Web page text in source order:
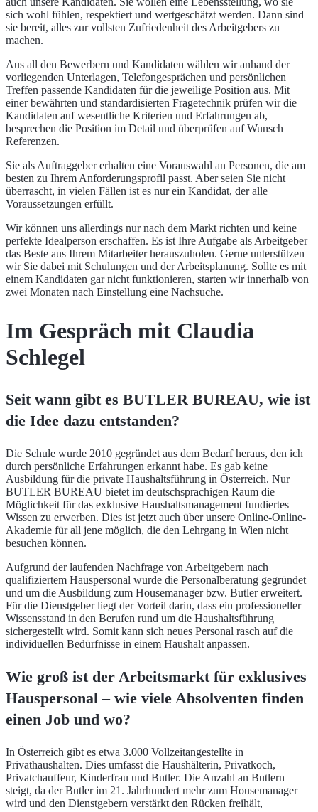
sich wohl fühlen, respektiert und wertgeschätzt werden. Dann sind
sie bereit, alles zur vollsten Zufriedenheit des Arbeitgebers zu
machen.
Aus all den Bewerbern und Kandidaten wählen wir anhand der
vorliegenden Unterlagen, Telefongesprächen und persönlichen
Treffen passende Kandidaten für die jeweilige Position aus. Mit
einer bewährten und standardisierten Fragetechnik prüfen wir die
Kandidaten auf wesentliche Kriterien und Erfahrungen ab,
besprechen die Position im Detail und überprüfen auf Wunsch
Referenzen.
Sie als Auftraggeber erhalten eine Vorauswahl an Personen, die am
besten zu Ihrem Anforderungsprofil passt. Aber seien Sie nicht
überrascht, in vielen Fällen ist es nur ein Kandidat, der alle
Voraussetzungen erfüllt.
Wir können uns allerdings nur nach dem Markt richten und keine
perfekte Idealperson erschaffen. Es ist Ihre Aufgabe als Arbeitgeber
das Beste aus Ihrem Mitarbeiter herauszuholen. Gerne unterstützen
wir Sie dabei mit Schulungen und der Arbeitsplanung. Sollte es mit
einem Kandidaten gar nicht funktionieren, starten wir innerhalb von
zwei Monaten nach Einstellung eine Nachsuche.
Im Gespräch mit Claudia
Schlegel
Seit wann gibt es BUTLER BUREAU, wie ist
die Idee dazu entstanden?
Die Schule wurde 2010 gegründet aus dem Bedarf heraus, den ich
durch persönliche Erfahrungen erkannt habe. Es gab keine
Ausbildung für die private Haushaltsführung in Österreich. Nur
BUTLER BUREAU bietet im deutschsprachigen Raum die
Möglichkeit für das exklusive Haushaltsmanagement fundiertes
Wissen zu erwerben. Dies ist jetzt auch über unsere Online-Online-
Akademie für all jene möglich, die den Lehrgang in Wien nicht
besuchen können.
Aufgrund der laufenden Nachfrage von Arbeitgebern nach
qualifiziertem Hauspersonal wurde die Personalberatung gegründet
und um die Ausbildung zum Housemanager bzw. Butler erweitert.
Für die Dienstgeber liegt der Vorteil darin, dass ein professioneller
Wissensstand in den Berufen rund um die Haushaltsführung
sichergestellt wird. Somit kann sich neues Personal rasch auf die
individuellen Bedürfnisse in einem Haushalt anpassen.
Wie groß ist der Arbeitsmarkt für exklusives
Hauspersonal – wie viele Absolventen finden
einen Job und wo?
In Österreich gibt es etwa 3.000 Vollzeitangestellte in
Privathaushalten. Dies umfasst die Haushälterin, Privatkoch,
Privatchauffeur, Kinderfrau und Butler. Die Anzahl an Butlern
steigt, da der Butler im 21. Jahrhundert mehr zum Housemanager
wird und den Dienstgebern verstärkt den Rücken freihält,